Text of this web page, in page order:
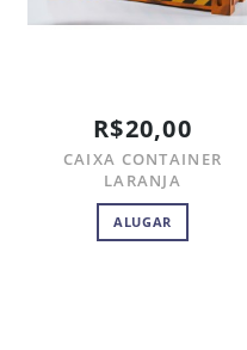
R$20,00
CAIXA CONTAINER
LARANJA
ALUGAR